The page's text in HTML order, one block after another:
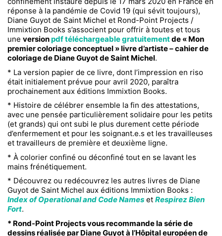
réponse à la pandémie de Covid 19 (qui sévit toujours),
Diane Guyot de Saint Michel et Rond-Point Projects /
Immixtion Books s’associent pour offrir à toutes et tous
une versionpdf téléchargeable gratuitementde « Mon
premier coloriage conceptuel » livre d’artiste – cahier de
coloriage de Diane Guyot de Saint Michel.
* La version papier de ce livre, dont l’impression en riso
était initialement prévue pour avril 2020, paraîtra
prochainement aux éditions Immixtion Books.
* Histoire de célébrer ensemble la fin des attestations,
avec une pensée particulièrement solidaire pour les petits
(et grands) qui ont subi le plus durement cette période
d’enfermement et pour les soignant.e.s et les travailleuses
et travailleurs de première et deuxième ligne.
* À colorier confiné ou déconfiné tout en se lavant les
mains frénétiquement.
* Découvrez ou redécouvrez les autres livres de Diane
Guyot de Saint Michel aux éditions Immixtion Books :
Index of Operational and Code Names et Respirez Bien
Fort.
* Rond-Point Projects vous recommande la série de
dessins réalisée par Diane Guyot à l’Hôpital européen de